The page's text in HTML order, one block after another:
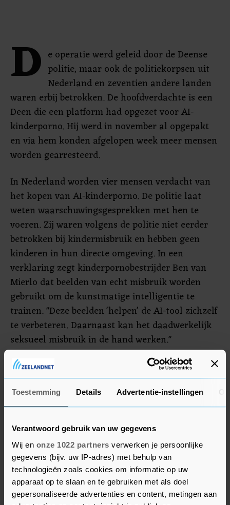
Toestemming Details Advertentie-instellingen
Verantwoord gebruik van uw gegevens
Wij en onze 1022 partners verwerken je persoonlijke
gegevens (bijv. uw IP-adres) met behulp van
technologieën zoals cookies om informatie op uw
apparaat op te slaan en te gebruiken met als doel
gepersonaliseerde advertenties en content, metingen aan
D e operatie werd geleid door de Deense
politie, maar ook de politiekorpsen uit
Nederland en zeventien andere landen
waren erbij betrokken. De hoofdverdachte is een
Deen die een platform had opgezet voor AI-
kinderporno. Hij werd in november al opgepakt
en via hem konden afgelopen week meer mensen
worden gearresteerd.
In Nederland worden vier mensen verdacht van
het kopen van AI-kinderporno. De politie laat
weten waarschuwingsgesprekken met hen te
voeren. Zij waren volgens de politie niet eerder
betrokken bij kindermisbruik en hebben geen
kinderen in hun directe omgeving. In een
verklaring zegt kinderpornobestrijder Ben van
Mierlo dat beelden van echt misbruik worden
gebruikt om de kunstmatige intelligentie te
trainen. "Deze beelden 'helpen' de AI-tool zichzelf
te verbeteren. Daarnaast kan het daadwerkelijk
seksueel misbruik in de hand werken."
Volgens Europol is dit een van de eerste zaken
rond AI-kinderporno. "Dat maakt het
buitengewoon lastig voor onderzoekers, met
name door het gebrek aan nationale wetgeving
op dit terrein." De dienst heeft tot nu toe 273
gebruikers van het platform geïdentificeerd en
verwacht de komende weken meer arrestaties.